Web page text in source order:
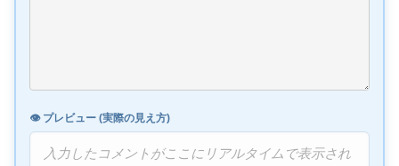
👁️ プレビュー (実際の見え方)
入力したコメントがここにリアルタイムで表示され